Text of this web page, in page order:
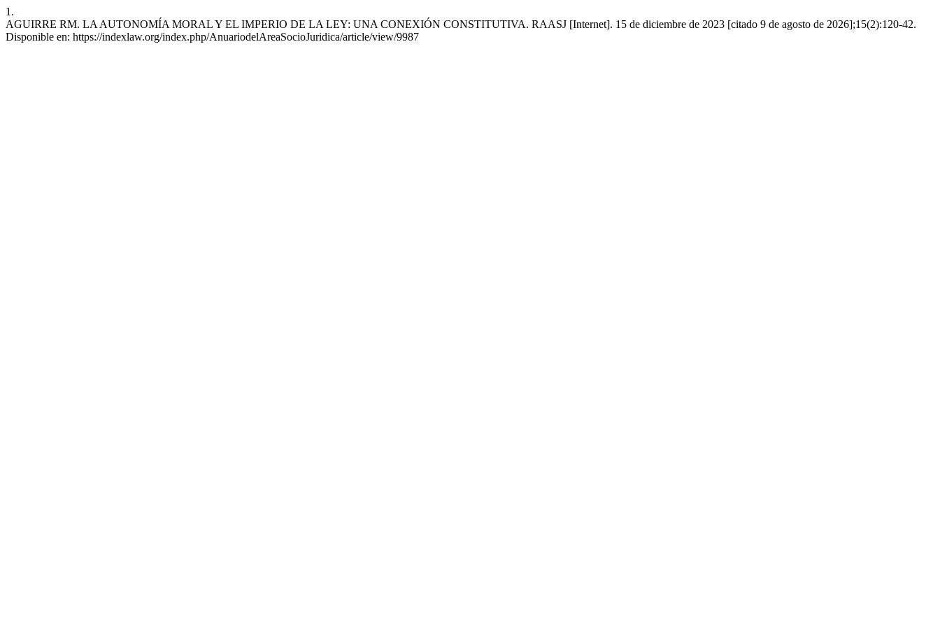
1.
AGUIRRE RM. LA AUTONOMÍA MORAL Y EL IMPERIO DE LA LEY: UNA CONEXIÓN CONSTITUTIVA. RAASJ [Internet]. 15 de diciembre de 2023 [citado 9 de agosto de 2026];15(2):120-42.
Disponible en: https://indexlaw.org/index.php/AnuariodelAreaSocioJuridica/article/view/9987